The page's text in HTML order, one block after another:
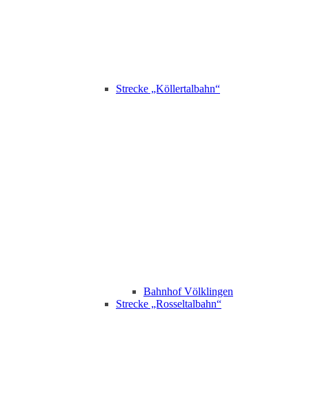
Strecke „Köllertalbahn“
Bahnhof Völklingen
Strecke „Rosseltalbahn“